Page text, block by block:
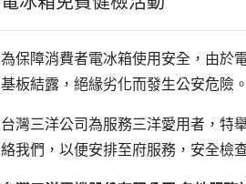
為保障消費者電冰箱使用安全，由於
基板結露，絕緣劣化而發生公安危險。
台灣三洋公司為服務三洋愛用者，特
絡我們，以便安排至府服務，安全檢